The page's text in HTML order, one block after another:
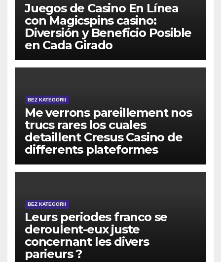
Juegos de Casino En Línea
con Magicspins casino:
Diversión y Beneficio Posible
en Cada Girado
BEZ KATEGORII
Me verrons pareillement nos
trucs rares los cuales
detaillent Cresus Casino de
differents plateformes
BEZ KATEGORII
Leurs periodes franco se
deroulent-eux juste
concernant les divers
parieurs ?